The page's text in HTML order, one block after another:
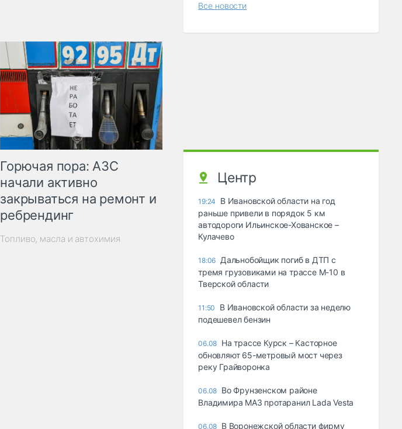
Горючая пора: АЗС
начали активно
закрываться на ремонт и
ребрендинг
Топливо, масла и автохимия
Все новости
Центр
19:24
В Ивановской области на год
раньше привели в порядок 5 км
автодороги Ильинское-Хованское –
Кулачево
18:06 Дальнобойщик погиб в ДТП с
тремя грузовиками на трассе М-10 в
Тверской области
11:50
В Ивановской области за неделю
подешевел бензин
06.08 На трассе Курск – Касторное
обновляют 65-метровый мост через
реку Грайворонка
06.08 Во Фрунзенском районе
Владимира МАЗ протаранил Lada Vesta
06.08 В Воронежской области фирму